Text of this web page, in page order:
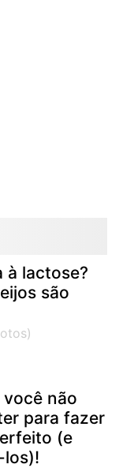
à lactose?
são
não
para fazer
(e
los)!